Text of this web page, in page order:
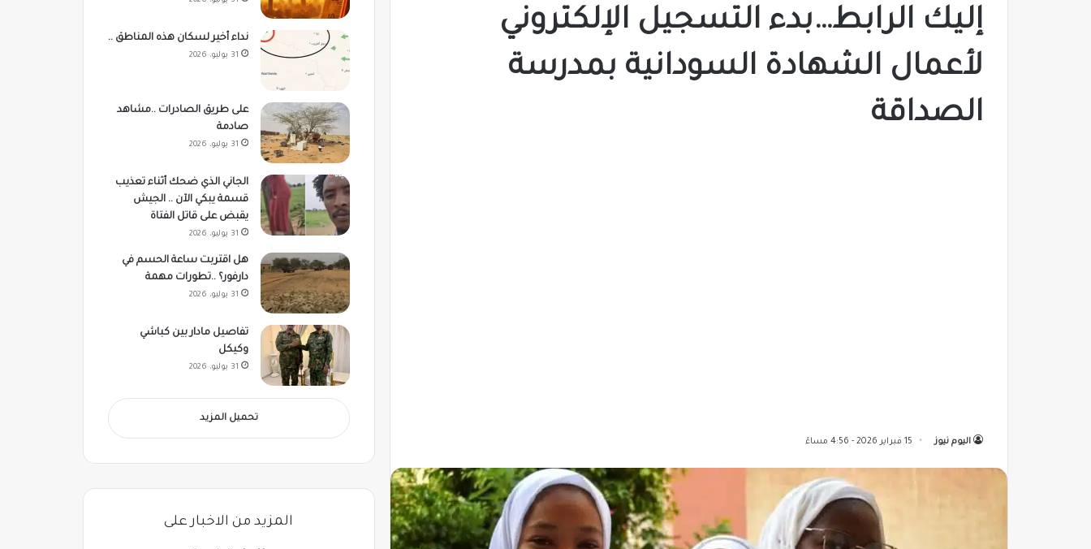
إليك الرابط…بدء التسجيل الإلكتروني
لأعمال الشهادة السودانية بمدرسة
الصداقة
اليوم نيوز 15 فبراير 2026 - 4:56 مساءً
نداء أخير لسكان هذه المناطق ..
31 يوليو، 2026
على طريق الصادرات ..مشاهد
صادمة
31 يوليو، 2026
الجاني الذي ضحك أثناء تعذيب
قسمة يبكي الآن .. الجيش
يقبض على قاتل الفتاة
31 يوليو، 2026
هل اقتربت ساعة الحسم في
دارفور؟ ..تطورات مهمة
31 يوليو، 2026
تفاصيل مادار بين كباشي
وكيكل
31 يوليو، 2026
تحميل المزيد
المزيد من الاخبار على